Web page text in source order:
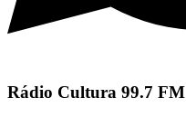
Rádio Cultura 99.7 FM